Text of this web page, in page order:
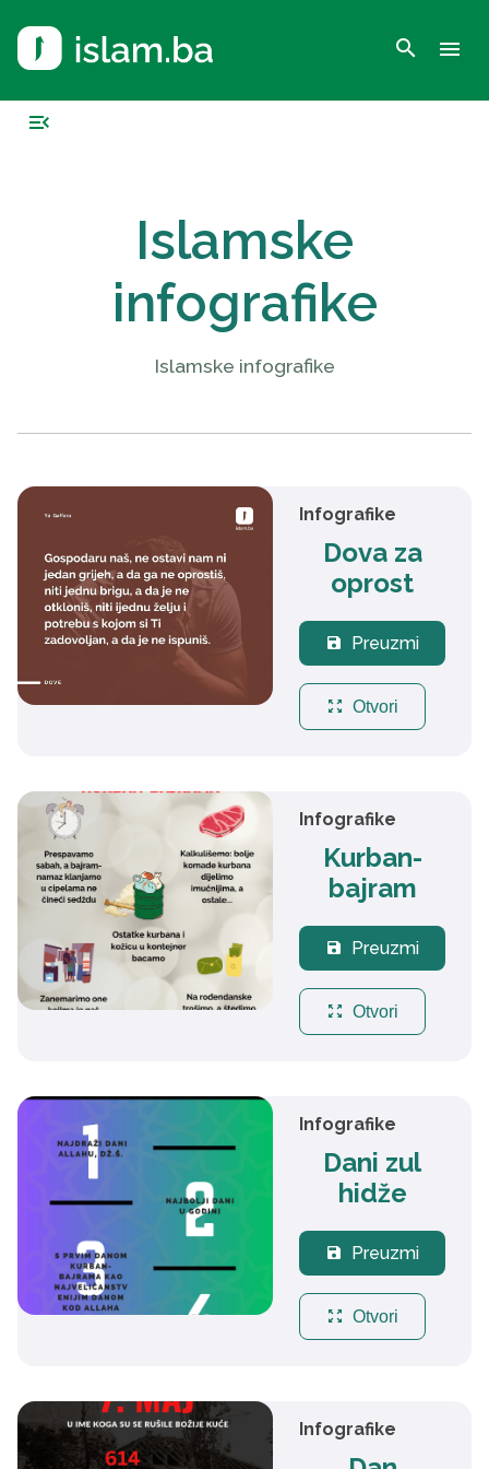
search menu
menu_open
Islamske
infografike
Islamske infografike
Infografike
Dova za
oprost
save Preuzmi
zoom_out_map Otvori
Infografike
Kurban-
bajram
save Preuzmi
zoom_out_map Otvori
Infografike
Dani zul
hidže
save Preuzmi
zoom_out_map Otvori
Infografike